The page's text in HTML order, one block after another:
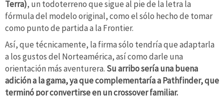
Terra), un todoterreno que sigue al pie de la letra la
fórmula del modelo original, como el sólo hecho de tomar
como punto de partida a la Frontier.
Así, que técnicamente, la firma sólo tendría que adaptarla
a los gustos del Norteamérica, así como darle una
orientación más aventurera. Su arribo sería una buena
adición a la gama, ya que complementaría a Pathfinder, que
terminó por convertirse en un crossover familiar.